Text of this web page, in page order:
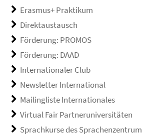
Erasmus+ Praktikum
Direktaustausch
Förderung: PROMOS
Förderung: DAAD
Internationaler Club
Newsletter International
Mailingliste Internationales
Virtual Fair Partneruniversitäten
Sprachkurse des Sprachenzentrum